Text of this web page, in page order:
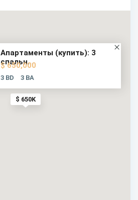
$ 650K
Апартаменты (купить): 3
спальн...
$ 650,000
3 BD 3 BA